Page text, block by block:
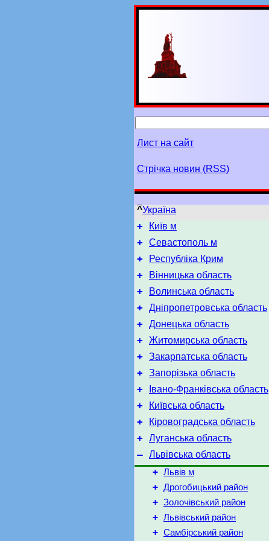
Лист на сайт
Стрічка новин (RSS)
^Україна
+ Київ м
+ Севастополь м
+ Республіка Крим
+ Вінницька область
+ Волинська область
+ Дніпропетровська область
+ Донецька область
+ Житомирська область
+ Закарпатська область
+ Запорізька область
+ Івано-Франківська область
+ Київська область
+ Кіровоградська область
+ Луганська область
– Львівська область
+ Львів м
+ Дрогобицький район
+ Золочівський район
+ Львівський район
+ Самбірський район